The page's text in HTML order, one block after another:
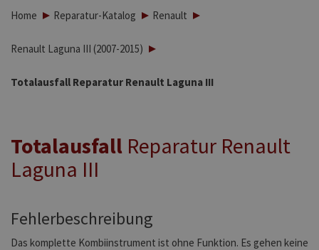
Home Reparatur-Katalog Renault
Renault Laguna III (2007-2015)
Totalausfall Reparatur Renault Laguna III
Totalausfall Reparatur Renault
Laguna III
Fehlerbeschreibung
Das komplette Kombiinstrument ist ohne Funktion. Es gehen keine